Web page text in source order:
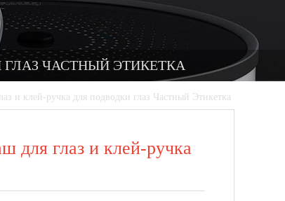
ЧАСТНЫЙ ЭТИКЕТКА
и клей-ручка для подводки глаз Частный Этикетка
для глаз и клей-ручка